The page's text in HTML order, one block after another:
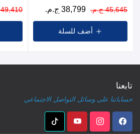
45,645 ج.م. 38,799 ج.م.
أضف للسلة
49,410 ج.م.
تابعنا
حساباتنا على وسائل التواصل الاجتماعي